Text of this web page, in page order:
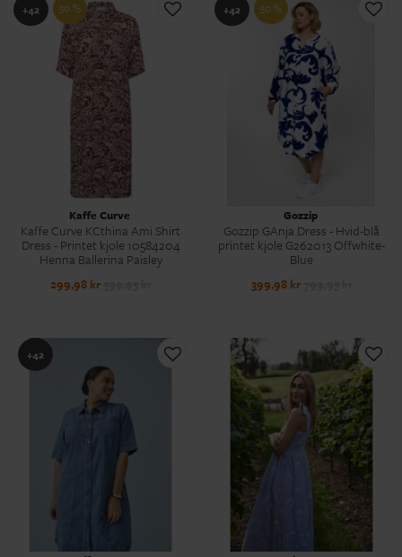
+42 50 %
Kaffe Curve
Kaffe Curve KCthina Ami Shirt
Dress - Printet kjole 10584204
Henna Ballerina Paisley
299,98 kr
+42 50 %
Gozzip
Gozzip GAnja Dress - Hvid-blå
printet kjole G262013 Offwhite-
Blue
399,98 kr
+42